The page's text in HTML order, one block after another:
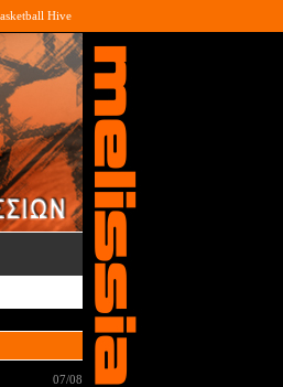
Hive
07/08